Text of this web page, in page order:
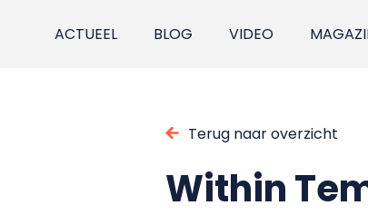
ACTUEEL BLOG VIDEO
Terug naar overzicht
Within